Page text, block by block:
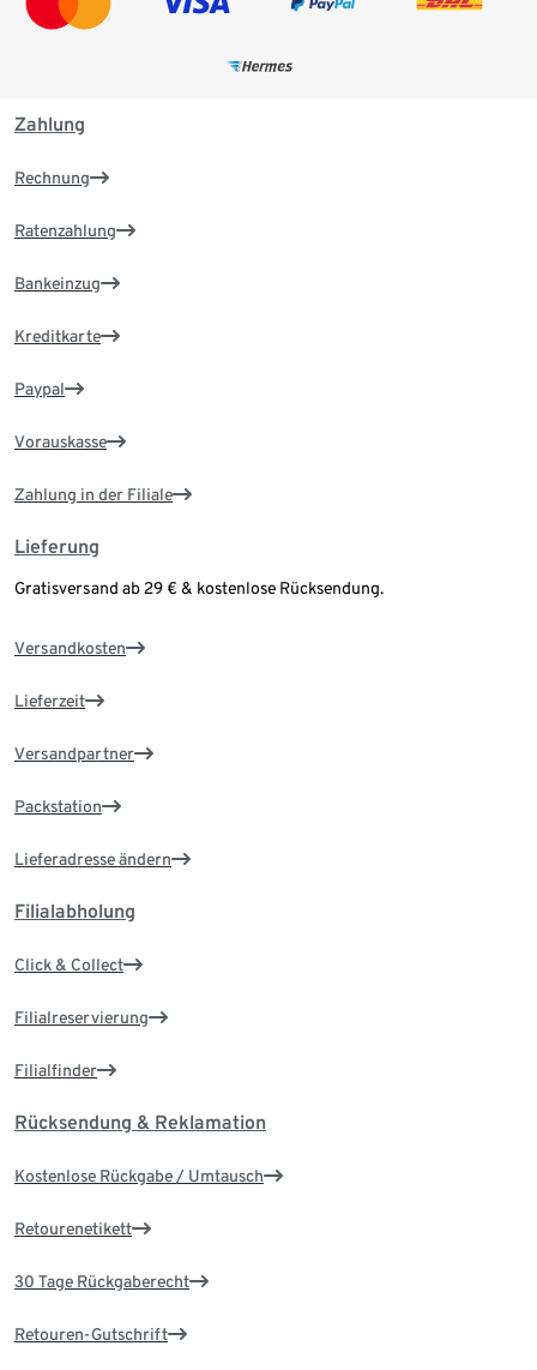
Zahlung
Rechnung
Ratenzahlung
Bankeinzug
Kreditkarte
Paypal
Vorauskasse
Zahlung in der Filiale
Lieferung
Gratisversand ab 29 € & kostenlose Rücksendung.
Versandkosten
Lieferzeit
Versandpartner
Packstation
Lieferadresse ändern
Filialabholung
Click & Collect
Filialreservierung
Filialfinder
Rücksendung & Reklamation
Kostenlose Rückgabe / Umtausch
Retourenetikett
30 Tage Rückgaberecht
Retouren-Gutschrift